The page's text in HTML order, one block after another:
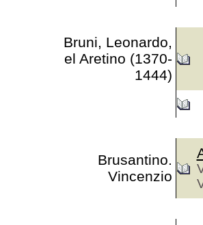
Bruni, Leonardo,
el Aretino (1370-
1444)
Brusantino.
Vincenzio